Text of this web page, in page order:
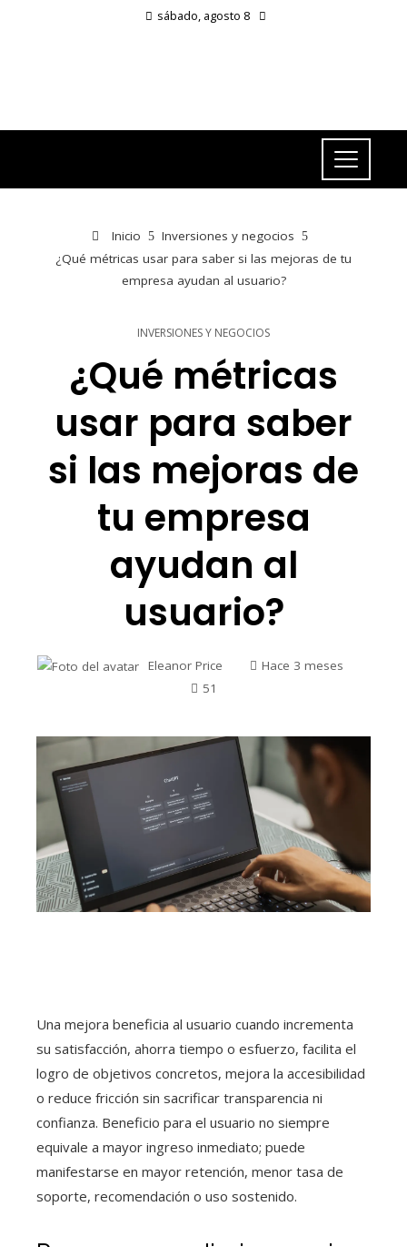
sábado, agosto 8
Inicio
Inversiones y negocios
¿Qué métricas usar para saber si las mejoras de tu
empresa ayudan al usuario?
INVERSIONES Y NEGOCIOS
¿Qué métricas
usar para saber
si las mejoras de
tu empresa
ayudan al
usuario?
Eleanor Price
Hace 3 meses
51
Una mejora beneficia al usuario cuando incrementa
su satisfacción, ahorra tiempo o esfuerzo, facilita el
logro de objetivos concretos, mejora la accesibilidad
o reduce fricción sin sacrificar transparencia ni
confianza. Beneficio para el usuario no siempre
equivale a mayor ingreso inmediato; puede
manifestarse en mayor retención, menor tasa de
soporte, recomendación o uso sostenido.